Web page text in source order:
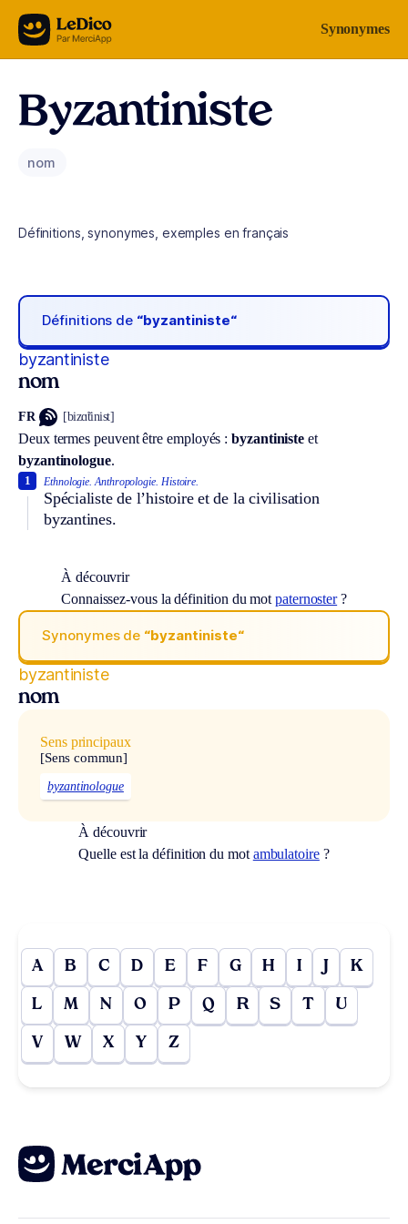
Aller au contenu Synonymes
Byzantiniste
nom
Définitions, synonymes, exemples en français
Définitions de “byzantiniste“
byzantiniste
nom
FR [bizɑ̃tinist]
Deux termes peuvent être employés :byzantiniste et
byzantinologue.
Ethnologie. Anthropologie. Histoire.
Spécialiste de l’histoire et de la civilisation
byzantines.
1
À découvrir
Connaissez-vous la définition du motpaternoster?
Synonymes de “byzantiniste“
byzantiniste
nom
Sens principaux
[Sens commun]
byzantinologue
À découvrir
Quelle est la définition du mot ambulatoire?
A B C D E F G H I J K
L M N O P Q R S T U
V W X Y Z